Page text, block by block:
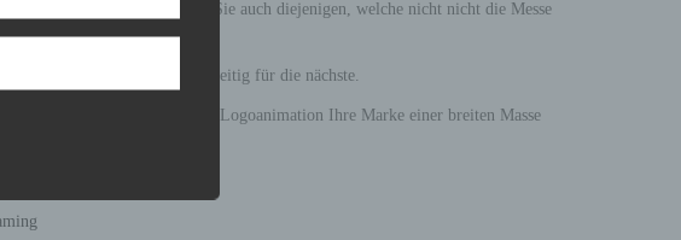
Zielgruppe und erreichen Sie auch diejenigen, welche nicht nicht die Messe
und werben Sie gleichzeitig für die nächste.
Sie schon mit einer kurzen Logoanimation Ihre Marke einer breiten Masse